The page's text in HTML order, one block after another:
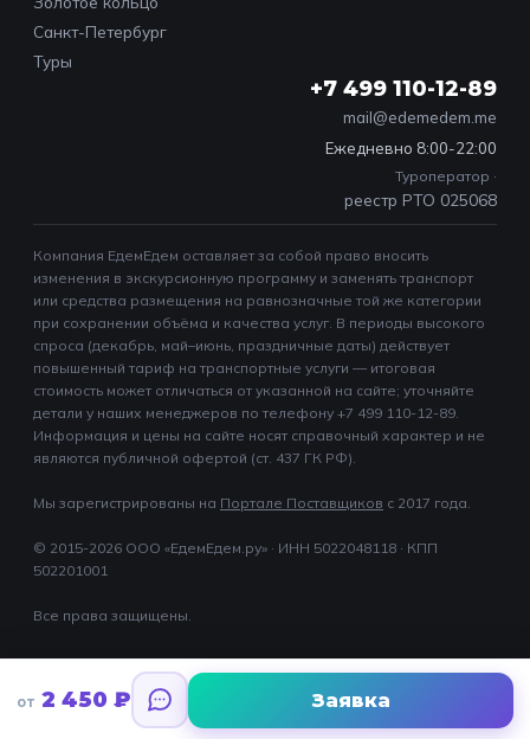
от 2 450 ₽ Заявка
Санкт-Петербург
Туры
+7 499 110-12-89
mail@edemedem.me
Ежедневно 8:00-22:00
Туроператор ·
реестр РТО 025068
Компания ЕдемЕдем оставляет за собой право вносить
изменения в экскурсионную программу и заменять транспорт
или средства размещения на равнозначные той же категории
при сохранении объёма и качества услуг. В периоды высокого
спроса (декабрь, май–июнь, праздничные даты) действует
повышенный тариф на транспортные услуги — итоговая
стоимость может отличаться от указанной на сайте; уточняйте
детали у наших менеджеров по телефону +7 499 110-12-89.
Информация и цены на сайте носят справочный характер и не
являются публичной офертой (ст. 437 ГК РФ).
Мы зарегистрированы на Портале Поставщиков c 2017 года.
© 2015-2026 ООО «ЕдемЕдем.ру» · ИНН 5022048118 · КПП
502201001
Все права защищены.